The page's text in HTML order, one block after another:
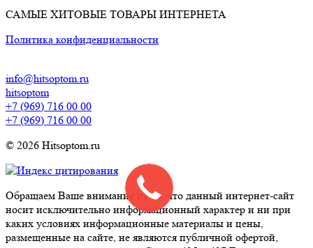
САМЫЕ ХИТОВЫЕ ТОВАРЫ ИНТЕРНЕТА
Политика конфиденциальности
info@hitsoptom.ru
hitsoptom
+7 (969) 716 00 00
+7 (969) 716 00 00
© 2026 Hitsoptom.ru
Обращаем Ваше внимание на то, что данный интернет-сайт
носит исключительно информационный характер и ни при
каких условиях информационные материалы и цены,
размещенные на сайте, не являются публичной офертой,